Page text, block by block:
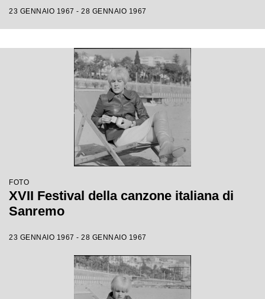
23 GENNAIO 1967 - 28 GENNAIO 1967
FOTO
XVII Festival della canzone italiana di
Sanremo
23 GENNAIO 1967 - 28 GENNAIO 1967